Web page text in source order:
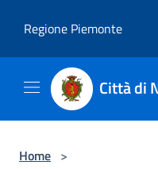
Regione Piemonte
Città di
Home >